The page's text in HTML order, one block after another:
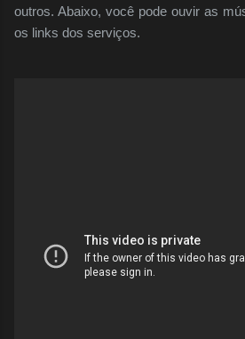
outros. Abaixo, você pode ouvir as
os links dos serviços.